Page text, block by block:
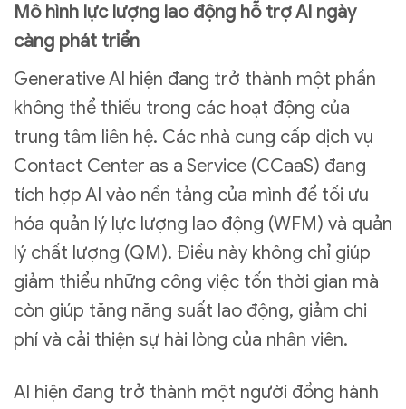
Mô hình lực lượng lao động hỗ trợ AI ngày
càng phát triển
Generative AI hiện đang trở thành một phần
không thể thiếu trong các hoạt động của
trung tâm liên hệ. Các nhà cung cấp dịch vụ
Contact Center as a Service (CCaaS) đang
tích hợp AI vào nền tảng của mình để tối ưu
hóa quản lý lực lượng lao động (WFM) và quản
lý chất lượng (QM). Điều này không chỉ giúp
giảm thiểu những công việc tốn thời gian mà
còn giúp tăng năng suất lao động, giảm chi
phí và cải thiện sự hài lòng của nhân viên.
AI hiện đang trở thành một người đồng hành